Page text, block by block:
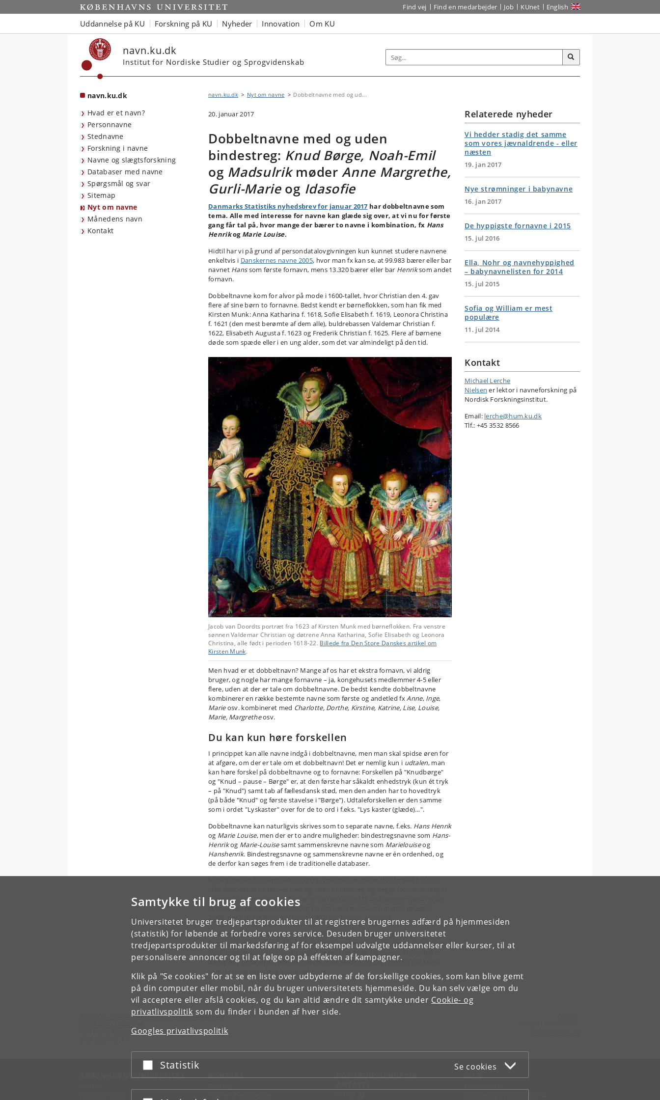
Samtykke til brug af cookies
Universitetet bruger tredjepartsprodukter til at registrere brugernes adfærd på hjemmesiden
(statistik) for løbende at forbedre vores service. Desuden bruger universitetet
tredjepartsprodukter til markedsføring af for eksempel udvalgte uddannelser eller kurser, til at
personalisere annoncer og til at følge op på effekten af kampagner.
Klik på "Se cookies" for at se en liste over udbyderne af de forskellige cookies, som kan blive gemt
på din computer eller mobil, når du bruger universitetets hjemmeside. Du kan selv vælge om du
vil acceptere eller afslå cookies, og du kan altid ændre dit samtykke under Cookie- og
privatlivspolitik som du finder i bunden af hver side.
Googles privatlivspolitik
Acceptér eller afslå
Statistik Se cookies
Start Find vej Find en medarbejder Job KUnet English
Uddannelse på KU Forskning på KU Nyheder Innovation Om KU
navn.ku.dk
Institut for Nordiske Studier og Sprogvidenskab
navn.ku.dk
Hvad er et navn?
Personnavne
Stednavne
Forskning i navne
Navne og slægtsforskning
Databaser med navne
Spørgsmål og svar
Sitemap
Nyt om navne
Månedens navn
Kontakt
navn.ku.dk Nyt om navne Dobbeltnavne med og ud...
20. januar 2017
Dobbeltnavne med og uden
bindestreg: Knud Børge, Noah-Emil
og MadsulrikmøderAnne Margrethe,
Gurli-Marieog Idasofie
Danmarks Statistiks nyhedsbrev for januar 2017 har dobbeltnavne som
tema. Alle med interesse for navne kan glæde sig over, at vi nu for første
gang får tal på, hvor mange der bærer to navne i kombination, fx Hans
Henrikog Marie Louise.
Hidtil har vi på grund af persondatalovgivningen kun kunnet studere navnene
enkeltvis i Danskernes navne 2005, hvor man fx kan se, at 99.983 bærer eller bar
navnet Hanssom første fornavn, mens 13.320 bærer eller bar Henriksom andet
fornavn.
Dobbeltnavne kom for alvor på mode i 1600-tallet, hvor Christian den 4. gav
flere af sine børn to fornavne. Bedst kendt er børneflokken, som han fik med
Kirsten Munk: Anna Katharina f. 1618, Sofie Elisabeth f. 1619, Leonora Christina
f. 1621 (den mest berømte af dem alle), buldrebassen Valdemar Christian f.
1622, Elisabeth Augusta f. 1623 og Frederik Christian f. 1625. Flere af børnene
døde som spæde eller i en ung alder, som det var almindeligt på den tid.
Jacob van Doordts portræt fra 1623 af Kirsten Munk med børneflokken. Fra venstre
sønnen Valdemar Christian og døtrene Anna Katharina, Sofie Elisabeth og Leonora
Christina, alle født i perioden 1618-22. Billede fra Den Store Danskes artikel om
Kirsten Munk.
Men hvad er et dobbeltnavn? Mange af os har et ekstra fornavn, vi aldrig
bruger, og nogle har mange fornavne – ja, kongehusets medlemmer 4-5 eller
flere, uden at der er tale om dobbeltnavne. De bedst kendte dobbeltnavne
kombinerer en række bestemte navne som første og andetled fxAnne, Inge,
Marieosv. kombineret med Charlotte, Dorthe, Kirstine, Katrine, Lise, Louise,
Marie, Margretheosv.
Du kan kun høre forskellen
I princippet kan alle navne indgå i dobbeltnavne, men man skal spidse øren for
at afgøre, om der er tale om et dobbeltnavn! Det er nemlig kun i udtalen, man
kan høre forskel på dobbeltnavne og to fornavne: Forskellen på "Knudbørge"
og "Knud – pause – Børge" er, at den første har såkaldt enhedstryk (kun ét tryk
– på "Knud") samt tab af fællesdansk stød, men den anden har to hovedtryk
(på både "Knud" og første stavelse i "Børge"). Udtaleforskellen er den samme
som i ordet "Lyskaster" over for de to ord i f.eks. "Lys kaster (glæde)…".
Dobbeltnavne kan naturligvis skrives som to separate navne, f.eks. Hans Henrik
og Marie Louise, men der er to andre muligheder: bindestregsnavne som Hans-
Henrikog Marie-Louisesamt sammenskrevne navne som Marielouiseog
Hanshenrik. Bindestregsnavne og sammenskrevne navne er én ordenhed, og
de derfor kan søges frem i de traditionelle databaser.
hyppige. Sammenskrevne former er derimod med få undtagelser sjældne: der
er seks, der hedder Hanspeter
2.266, der hedder
Annemette , og 4.492, der hedder Liselotte
I tråd med de nævnte eksempler dokumenterer nyhedsbrevet også
formodningen om, at dobbeltnavne mest bruges af kvinder, samt at danskere
med dobbeltnavnene hovedsageligt er født før 1970. De nyeste årtiers børn
bærer dog også en del dobbeltnavne, med Mads Emil,Carl Emil og
som de mest populære kombinationer.
Relaterede nyheder
Vi hedder stadig det samme
som vores jævnaldrende - eller
næsten
19. jan 2017
Nye strømninger i babynavne
16. jan 2017
De hyppigste fornavne i 2015
15. jul 2016
Ella, Nohr og navnehyppighed
– babynavnelisten for 2014
15. jul 2015
Sofia og William er mest
populære
11. jul 2014
Kontakt
Michael Lerche
Nielsen er lektor i navneforskning på
Nordisk Forskningsinstitut.
Email: lerche@hum.ku.dk
Tlf.: +45 3532 8566
Institut for Nordiske Studier og Sprogvidenskab (NorS)
Emil Holms Kanal 2
KØBENHAVNS UNIVERSITET KONTAKT
FOR STUDERENDE OG
WEB